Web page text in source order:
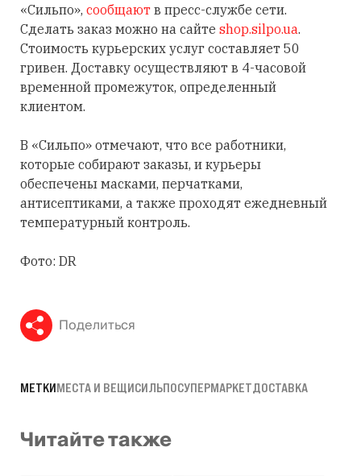
«Сильпо», сообщают в пресс-службе сети.
Сделать заказ можно на сайте shop.silpo.ua.
Стоимость курьерских услуг составляет 50
гривен. Доставку осуществляют ​​в 4-часовой
временной промежуток, определенный
клиентом.
В «Сильпо» отмечают, что все работники,
которые собирают заказы, и курьеры
обеспечены масками, перчатками,
антисептиками, а также проходят ежедневный
температурный контроль.
Фото: DR
Поделиться
МЕТКИМЕСТА И ВЕЩИСИЛЬПОСУПЕРМАРКЕТДОСТАВКА
Читайте также